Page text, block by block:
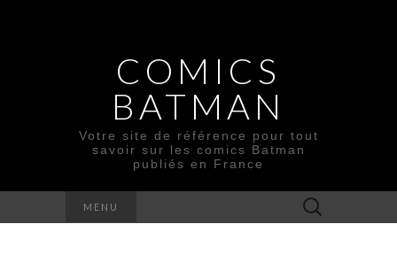
COMICS
BATMAN
Votre site de référence pour tout
savoir sur les comics Batman
publiés en France
MENU Rechercher :